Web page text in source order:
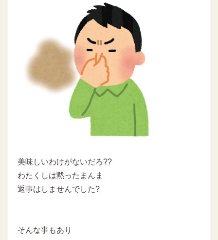
美味しいわけがないだろ??
わたくしは黙ったまんま
返事はしませんでした?
そんな事もあり